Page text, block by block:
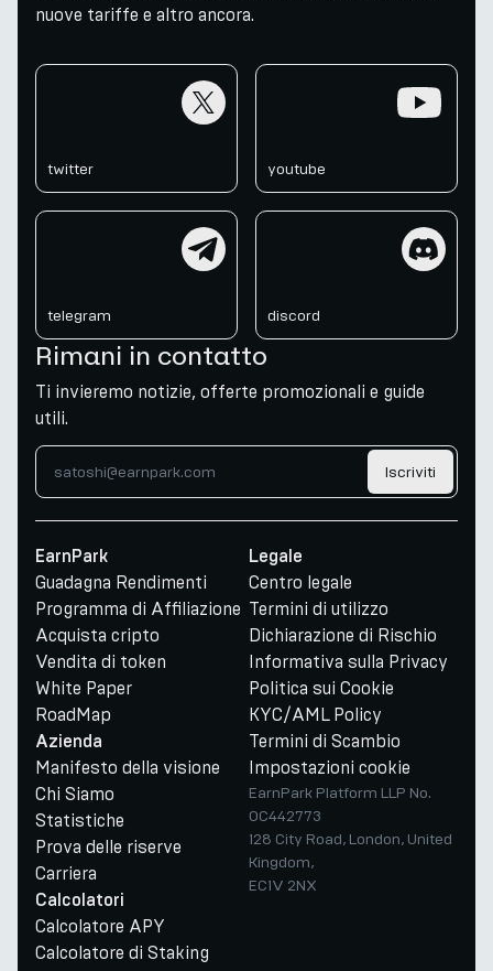
nuove tariffe e altro ancora.
twitter youtube
telegram discord
Rimani in contatto
Ti invieremo notizie, offerte promozionali e guide
utili.
Iscriviti
EarnPark
Guadagna Rendimenti
Programma di Affiliazione
Acquista cripto
Vendita di token
White Paper
RoadMap
Azienda
Manifesto della visione
Chi Siamo
Statistiche
Prova delle riserve
Carriera
Calcolatori
Calcolatore APY
Calcolatore di Staking
Legale
Centro legale
Termini di utilizzo
Dichiarazione di Rischio
Informativa sulla Privacy
Politica sui Cookie
KYC/AML Policy
Termini di Scambio
Impostazioni cookie
EarnPark Platform LLP No.
OC442773
128 City Road, London, United
Kingdom,
EC1V 2NX